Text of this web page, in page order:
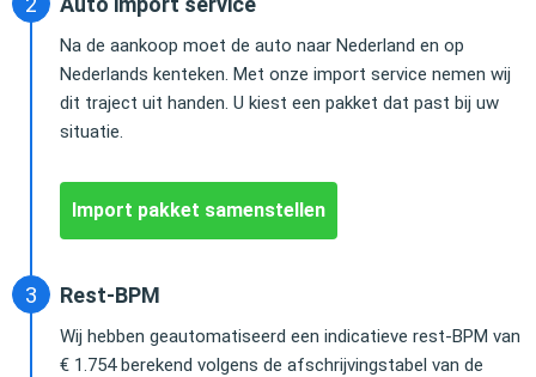
Na de aankoop moet de auto naar Nederland en op
Nederlands kenteken. Met onze import service nemen wij
dit traject uit handen. U kiest een pakket dat past bij uw
situatie.
Import pakket samenstellen
Rest-BPM
Wij hebben geautomatiseerd een indicatieve rest-BPM van
€ 1.754 berekend volgens de afschrijvingstabel van de